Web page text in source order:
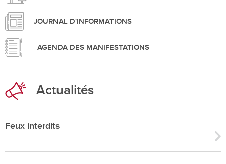
JOURNAL D'INFORMATIONS
AGENDA DES MANIFESTATIONS
Actualités
Feux interdits